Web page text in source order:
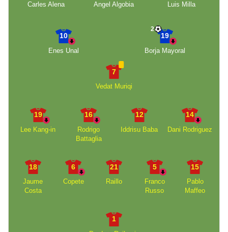
Carles Alena
Angel Algobia
Luis Milla
10
Enes Unal
19
2
Borja Mayoral
7
Vedat Muriqi
19
Lee Kang-in
16
Rodrigo
Battaglia
12
Iddrisu Baba
14
Dani Rodriguez
18
Jaume
Costa
6
Copete
21
Raillo
5
Franco
Russo
15
Pablo
Maffeo
1